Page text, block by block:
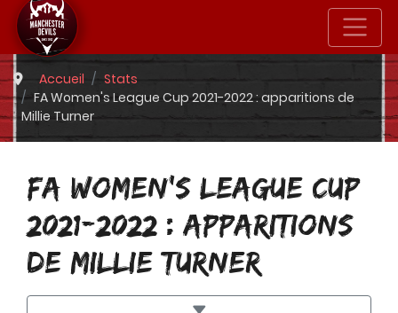
Accueil
Stats
FA Women's League Cup 2021-2022 : apparitions de
Millie Turner
FA WOMEN'S LEAGUE CUP
2021-2022 : APPARITIONS
DE MILLIE TURNER